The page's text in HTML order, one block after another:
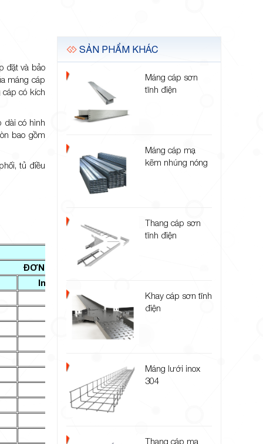
đặt và bảo
máng cáp
có kích
dài có hình
bao gồm
tủ điều
MÁNG CÁP INOX 304
ĐƠN GIÁ: VNĐ/mét (Theo độ dày tole)
Inox 1.2mm
138,000 163,000
147,000 173,000
168,000
275,000 325,000
233,000
275,000
275,000
SẢN PHẨM KHÁC
Máng cáp sơn
tĩnh điện
Máng cáp mạ
kẽm nhúng nóng
Thang cáp sơn
tĩnh điện
Khay cáp sơn tĩnh
điện
Máng lưới inox
304
Thang cáp mạ